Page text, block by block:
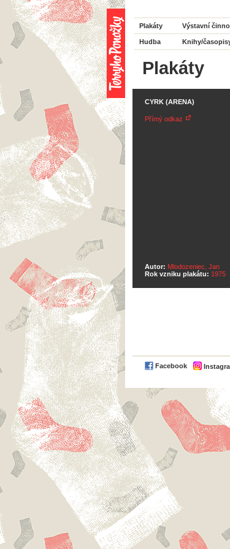
Plakáty Výstavní
Hudba Knihy/
Plakáty
CYRK (ARENA)
Přímý odkaz
Autor: Mlodozeniec, Jan
Rok vzniku plakátu: 1975
Facebook